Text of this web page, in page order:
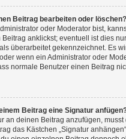
Beitrag bearbeiten oder löschen?
oder Moderator bist,
anklickst; eventuell ist dies
überarbeitet gekennzeichnet. Es
wenn ein Administrator oder
normale Benutzer einen Beitrag
Beitrag eine Signatur
an deinen Beitrag anzufügen,
das Kästchen „Signatur